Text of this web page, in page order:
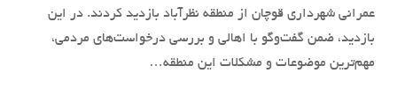
عمرانی شهرداری قوچان از منطقه نظرآباد بازدید کردند. در این
بازدید، ضمن گفت‌وگو با اهالی و بررسی درخواست‌های مردمی،
مهم‌ترین موضوعات و مشکلات این منطقه…